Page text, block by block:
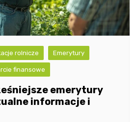
rolnicze Emerytury
finansowe
emerytury
informacje i